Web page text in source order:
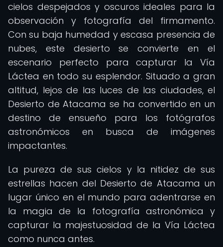
cielos despejados y oscuros ideales para la
observación y fotografía del firmamento.
Con su baja humedad y escasa presencia de
nubes, este desierto se convierte en el
escenario perfecto para capturar la Vía
Láctea en todo su esplendor. Situado a gran
altitud, lejos de las luces de las ciudades, el
Desierto de Atacama se ha convertido en un
destino de ensueño para los fotógrafos
astronómicos en busca de imágenes
impactantes.
La pureza de sus cielos y la nitidez de sus
estrellas hacen del Desierto de Atacama un
lugar único en el mundo para adentrarse en
la magia de la fotografía astronómica y
capturar la majestuosidad de la Vía Láctea
como nunca antes.